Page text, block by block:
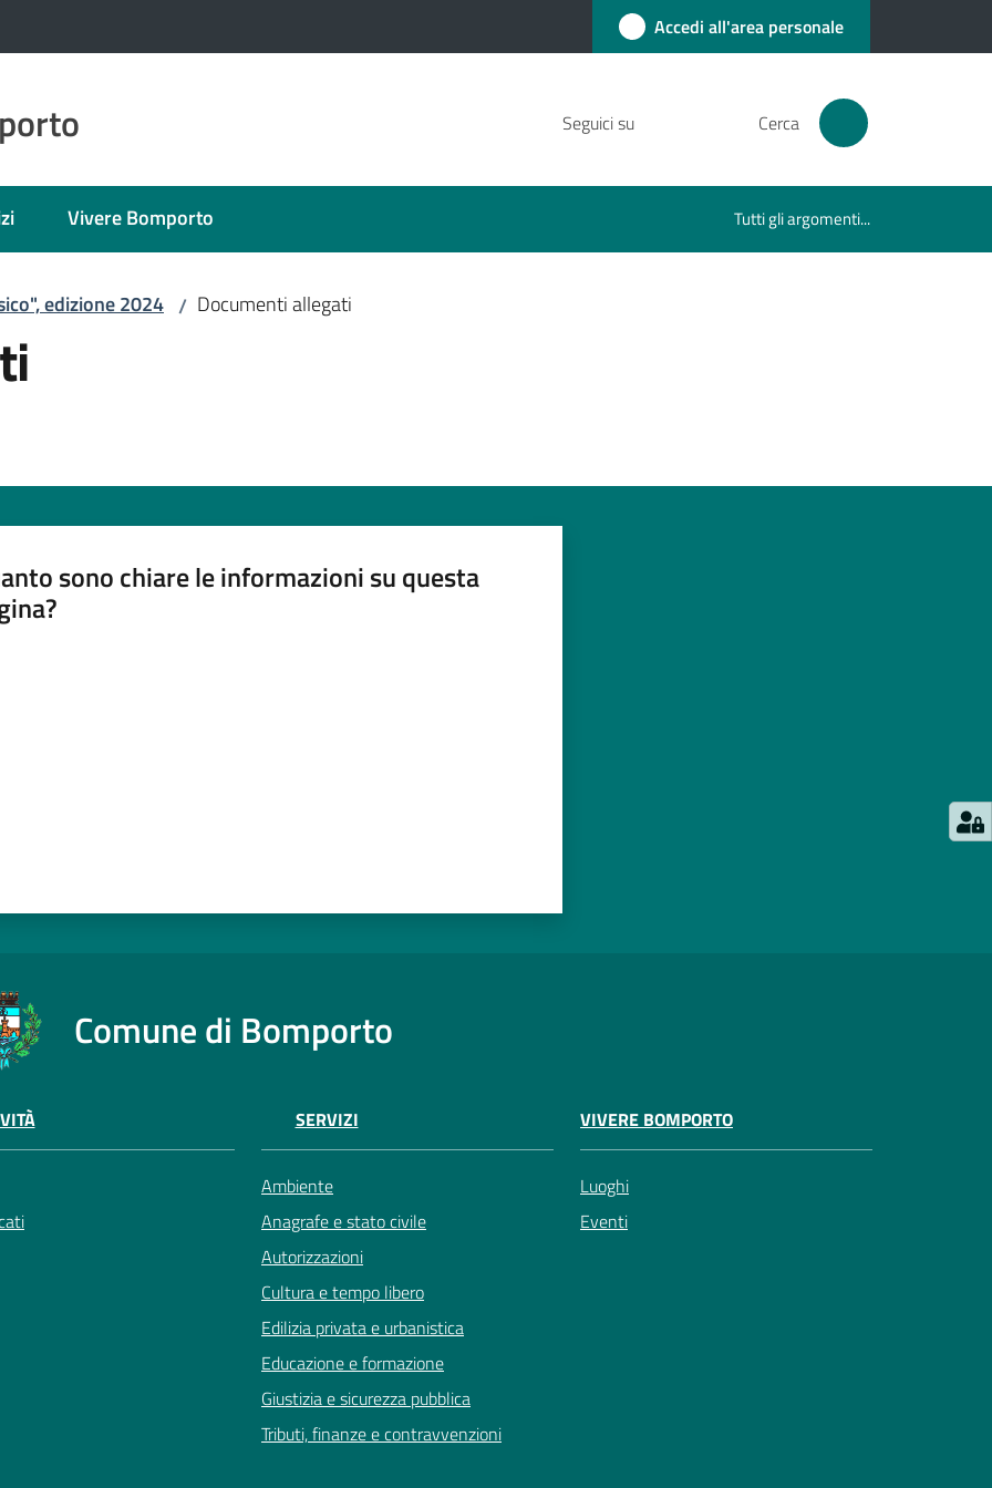
Accedi all'area personale
Seguici su Cerca
Vivere Bomporto Tutti gli argomenti...
edizione 2024 / Documenti allegati
sono chiare le informazioni su questa
Comune di Bomporto
SERVIZI
Ambiente
Anagrafe e stato civile
Autorizzazioni
Cultura e tempo libero
Edilizia privata e urbanistica
Educazione e formazione
Giustizia e sicurezza pubblica
Tributi, finanze e contravvenzioni
VIVERE BOMPORTO
Luoghi
Eventi